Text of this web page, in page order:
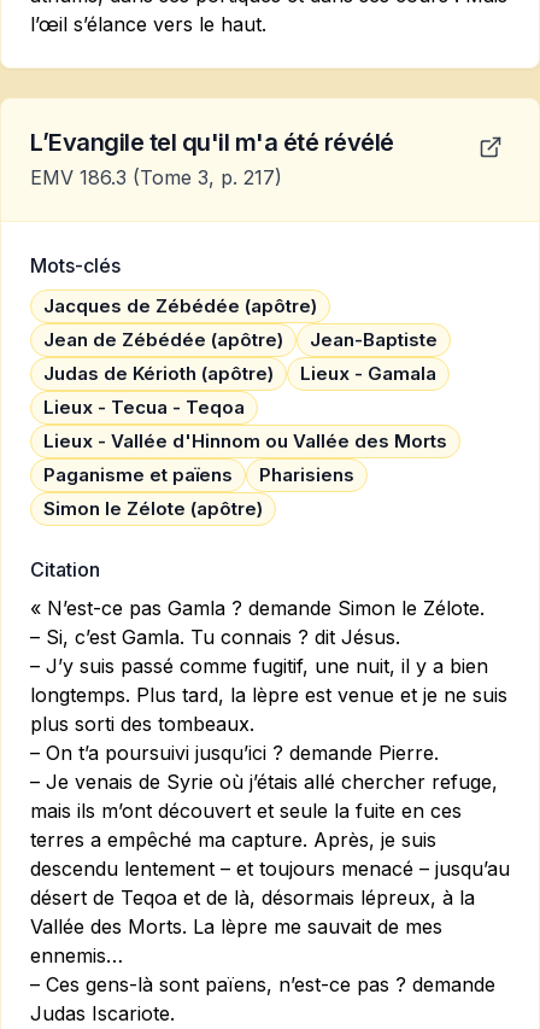
l’œil s’élance vers le haut.
L’Evangile tel qu'il m'a été révélé
EMV 186.3 (Tome 3, p. 217)
Mots-clés
Jacques de Zébédée (apôtre)
Jean de Zébédée (apôtre)
Jean-Baptiste
Judas de Kérioth (apôtre)
Lieux - Gamala
Lieux - Tecua - Teqoa
Lieux - Vallée d'Hinnom ou Vallée des Morts
Paganisme et païens
Pharisiens
Simon le Zélote (apôtre)
Citation
« N’est-ce pas Gamla ? demande Simon le Zélote.
– Si, c’est Gamla. Tu connais ? dit Jésus.
– J’y suis passé comme fugitif, une nuit, il y a bien
longtemps. Plus tard, la lèpre est venue et je ne suis
plus sorti des tombeaux.
– On t’a poursuivi jusqu’ici ? demande Pierre.
– Je venais de Syrie où j’étais allé chercher refuge,
mais ils m’ont découvert et seule la fuite en ces
terres a empêché ma capture. Après, je suis
descendu lentement – et toujours menacé – jusqu’au
désert de Teqoa et de là, désormais lépreux, à la
Vallée des Morts. La lèpre me sauvait de mes
ennemis…
– Ces gens-là sont païens, n’est-ce pas ? demande
Judas Iscariote.